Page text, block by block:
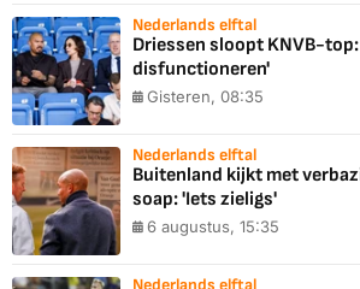
Nederlands elftal
Driessen sloopt KNVB-
disfunctioneren'
Gisteren, 08:35
Nederlands elftal
Buitenland kijkt met
soap: 'Iets zieligs'
6 augustus, 15:35